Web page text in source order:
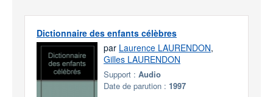
Dictionnaire des enfants célèbres
par Laurence LAURENDON,
Gilles LAURENDON
Support : Audio
Date de parution : 1997